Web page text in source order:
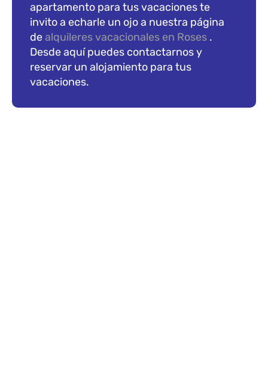
apartamento para tus vacaciones te
invito a echarle un ojo a nuestra página
dealquileres vacacionales en Roses .
Desde aquí puedes contactarnos y
reservar un alojamiento para tus
vacaciones.